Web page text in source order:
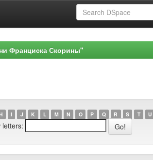
Франциска Скорины"
I J K L M N O P Q R S T U
letters: